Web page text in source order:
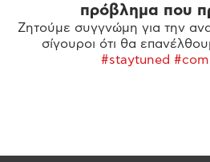
πρόβλημα που
Ζητούμε συγγνώμη για την
σίγουροι ότι θα
#staytuned